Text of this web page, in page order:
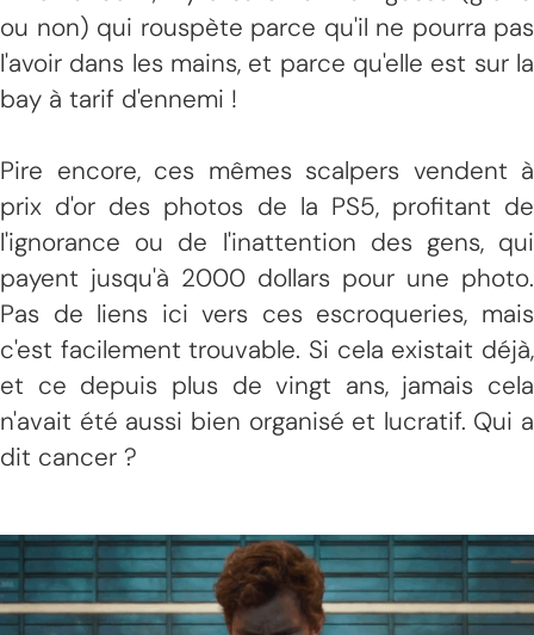
ou non) qui rouspète parce qu'il ne pourra pas
l'avoir dans les mains, et parce qu'elle est sur la
bay à tarif d'ennemi !
Pire encore, ces mêmes scalpers vendent à
prix d'or des photos de la PS5, profitant de
l'ignorance ou de l'inattention des gens, qui
payent jusqu'à 2000 dollars pour une photo.
Pas de liens ici vers ces escroqueries, mais
c'est facilement trouvable. Si cela existait déjà,
et ce depuis plus de vingt ans, jamais cela
n'avait été aussi bien organisé et lucratif. Qui a
dit cancer ?